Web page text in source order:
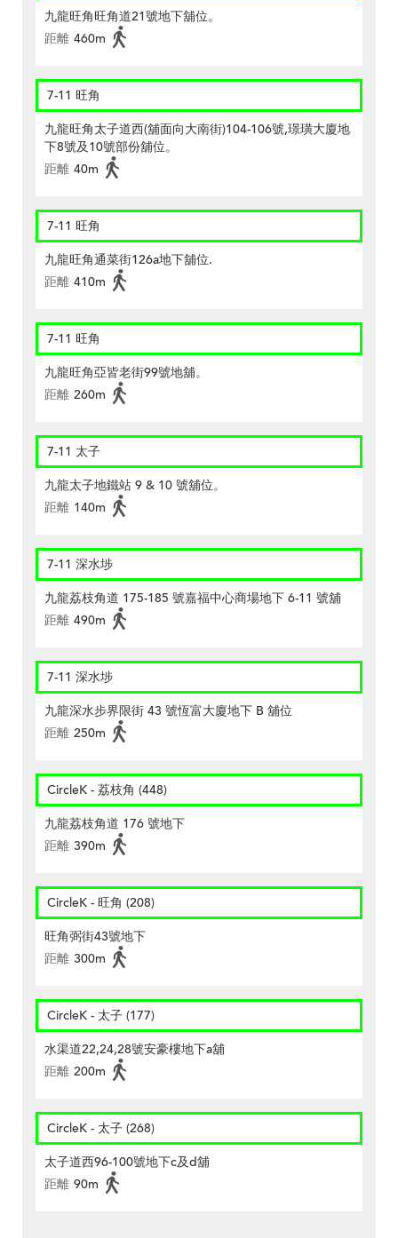
九龍旺角旺角道21號地下舖位。
距離 460m
7-11 旺角
九龍旺角太子道西(舖面向大南街)104-106號,璟璜大廈地
下8號及10號部份舖位。
距離 40m
7-11 旺角
九龍旺角通菜街126a地下舖位.
距離 410m
7-11 旺角
九龍旺角亞皆老街99號地舖。
距離 260m
7-11 太子
九龍太子地鐵站 9 & 10 號舖位。
距離 140m
7-11 深水埗
九龍荔枝角道 175-185 號嘉福中心商場地下 6-11 號舖
距離 490m
7-11 深水埗
九龍深水步界限街 43 號恆富大廈地下 B 舖位
距離 250m
CircleK - 荔枝角 (448)
九龍荔枝角道 176 號地下
距離 390m
CircleK - 旺角 (208)
旺角弼街43號地下
距離 300m
CircleK - 太子 (177)
水渠道22,24,28號安豪樓地下a舖
距離 200m
CircleK - 太子 (268)
太子道西96-100號地下c及d舖
距離 90m